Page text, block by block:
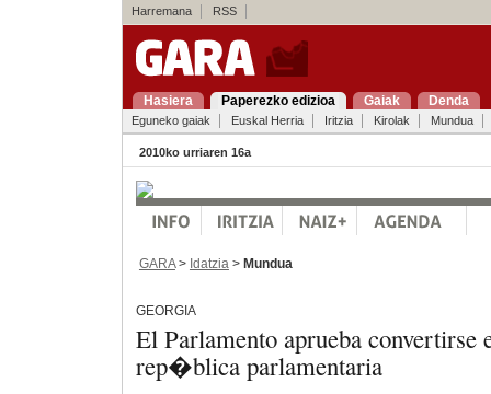
Harremana RSS
Hasiera Paperezko edizioa Gaiak Denda
Eguneko gaiak Euskal Herria Iritzia Kirolak Mundua
2010ko urriaren 16a
GARA> Idatzia > Mundua
GEORGIA
El Parlamento aprueba convertirse
rep�blica parlamentaria